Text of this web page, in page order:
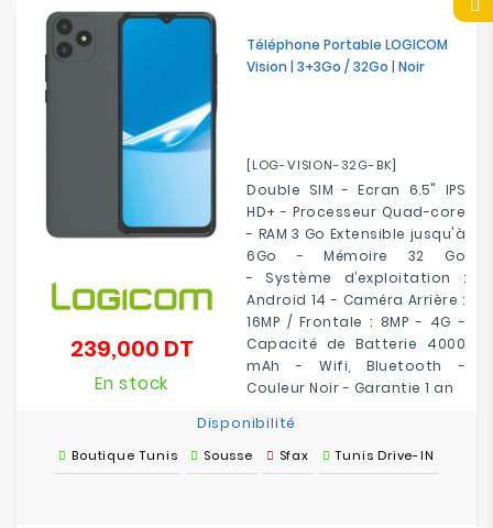
Téléphone Portable LOGICOM
Vision | 3+3Go / 32Go | Noir
[LOG-VISION-32G-BK]
Double SIM - Ecran 6.5" IPS
HD+ - Processeur Quad-core
- RAM 3 Go Extensible jusqu'à
6Go - Mémoire 32 Go
- Système d’exploitation :
Android 14 - Caméra Arrière :
16MP / Frontale : 8MP - 4G -
Capacité de Batterie 4000
mAh - Wifi, Bluetooth -
Couleur Noir - Garantie 1 an
239,000 DTPrix
En stock
Disponibilité
Boutique Tunis Sousse Sfax Tunis Drive-IN